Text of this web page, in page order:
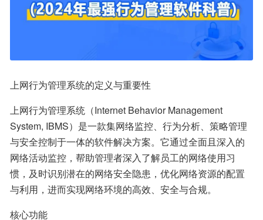
上网行为管理系统的定义与重要性
上网行为管理系统（Internet Behavior Management
System, IBMS）是一款集网络监控、行为分析、策略管理
与安全控制于一体的软件解决方案。它通过全面且深入的
网络活动监控，帮助管理者深入了解员工的网络使用习
惯，及时识别潜在的网络安全隐患，优化网络资源的配置
与利用，进而实现网络环境的高效、安全与合规。
核心功能